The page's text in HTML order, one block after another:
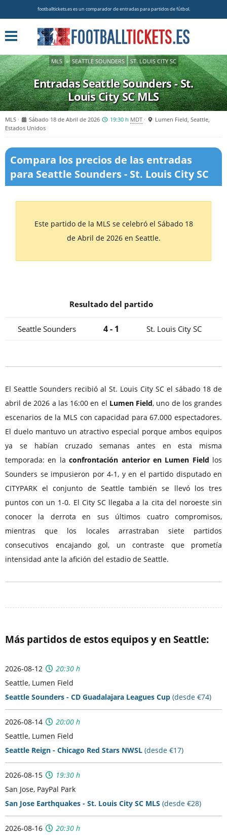
footballtickets.es es un comparador de entradas para partidos de fútbol.
MLS » SEATTLE SOUNDERS ST. LOUIS CITY SC
Entradas Seattle Sounders - St.
Louis City SCMLS
MLS Sábado 18 de Abril de 2026 19:30 h MDT
Lumen Field, Seattle,
Estados Unidos
Compara los precios de las entradas
para Seattle Sounders - St. Louis City SC
Este partido de la MLS se celebró el Sábado 18
de Abril de 2026 en Seattle.
Resultado del partido
Seattle Sounders 4 - 1 St. Louis City SC
El Seattle Sounders recibió al St. Louis City SC el sábado 18 de
abril de 2026 a las 16:00 en el Lumen Field, uno de los grandes
escenarios de la MLS con capacidad para 67.000 espectadores.
El duelo mantuvo un atractivo especial porque ambos equipos
ya se habían cruzado semanas antes en esta misma
temporada: en laconfrontación anterior en Lumen Field los
Sounders se impusieron por 4-1, y en el partido disputado en
CITYPARK el conjunto de Seattle también se llevó los tres
puntos con un 1-0. El City SC llegaba a la cita del noroeste sin
conocer la derrota en sus últimos cuatro compromisos,
mientras que los locales arrastraban siete partidos
consecutivos encajando gol, un contraste que prometía
intensidad ante la afición del estadio de Seattle.
Más partidos de estos equipos y en Seattle:
2026-08-12
20:30 h
Seattle, Lumen Field
Seattle Sounders - CD Guadalajara Leagues Cup (desde €74)
2026-08-14
20:00 h
Seattle, Lumen Field
Seattle Reign - Chicago Red Stars NWSL (desde €17)
2026-08-15
19:30 h
San Jose, PayPal Park
San Jose Earthquakes - St. Louis City SC MLS (desde €28)
2026-08-16
20:30 h